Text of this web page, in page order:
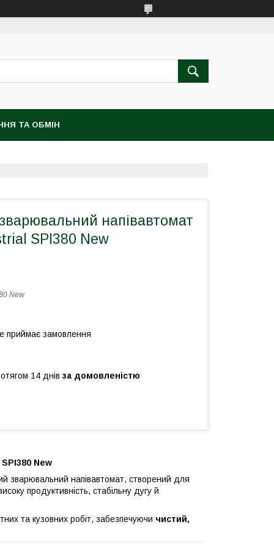
ТА ОБМІН
напівавтомат
SPI380 New
New
приймає замовлення
14 днів за домовленістю
New
зварювальний напівавтомат, створений для
продуктивність, стабільну дугу й
та кузовних робіт, забезпечуючи чистий,